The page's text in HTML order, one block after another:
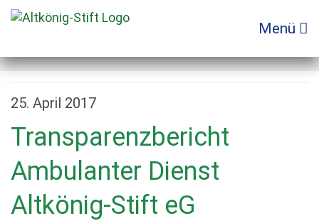
Zum
Inhalt
Menü
25. April 2017
Transparenzbericht
Ambulanter Dienst
Altkönig-Stift eG